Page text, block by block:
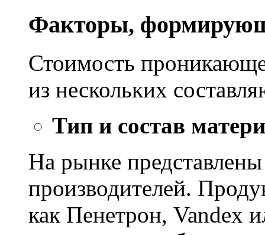
Факторы,
Стоимость
из нескольких
Тип и состав
На рынке
производителей.
как Пенетрон, Vandex